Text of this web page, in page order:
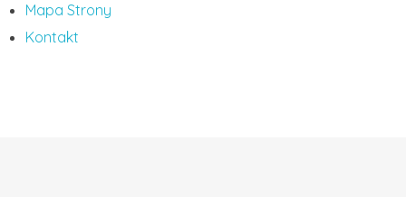
Mapa Strony
Kontakt